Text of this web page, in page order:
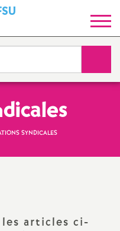
y
n
d
i
SYNDICALES
les articles ci-